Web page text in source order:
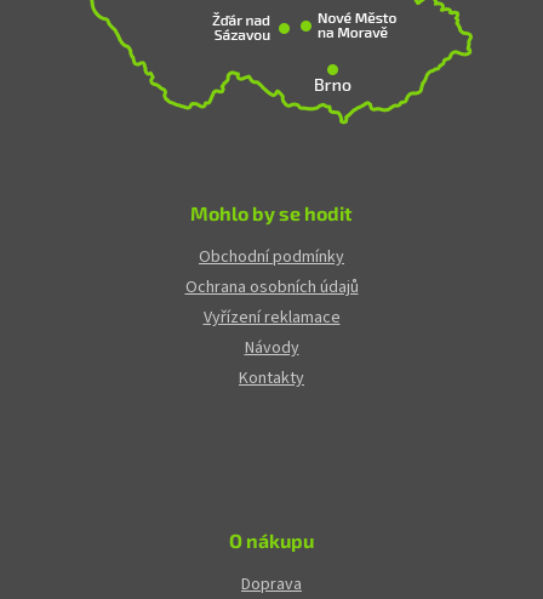
Mohlo by se hodit
Obchodní podmínky
Ochrana osobních údajů
Vyřízení reklamace
Návody
Kontakty
O nákupu
Doprava